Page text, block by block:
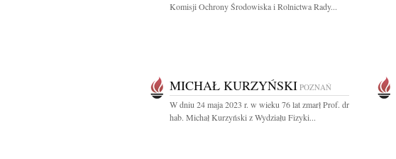
Komisji Ochrony Środowiska i Rolnictwa Rady...
MICHAŁ KURZYŃSKI POZNAŃ
W dniu 24 maja 2023 r. w wieku 76 lat zmarł Prof. dr
hab. Michał Kurzyński z Wydziału Fizyki...